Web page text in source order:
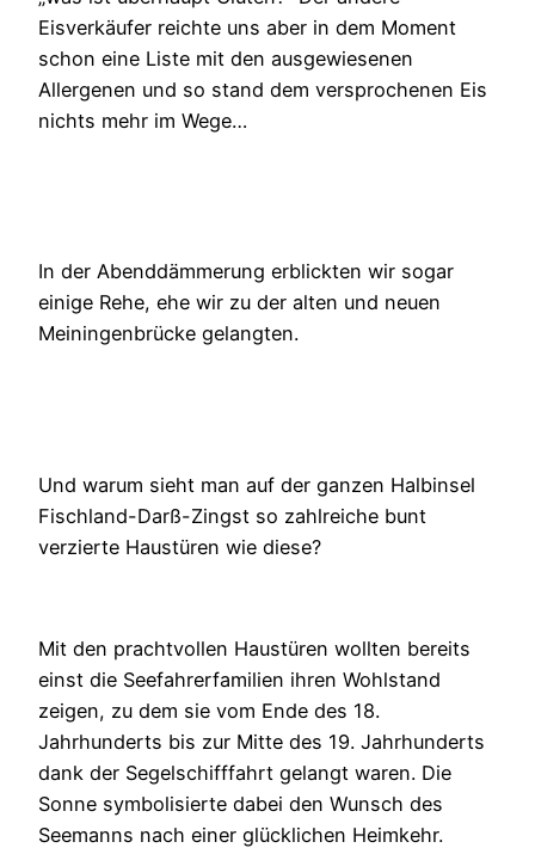
Eisverkäufer reichte uns aber in dem Moment
schon eine Liste mit den ausgewiesenen
Allergenen und so stand dem versprochenen Eis
nichts mehr im Wege…
In der Abenddämmerung erblickten wir sogar
einige Rehe, ehe wir zu der alten und neuen
Meiningenbrücke gelangten.
Und warum sieht man auf der ganzen Halbinsel
Fischland-Darß-Zingst so zahlreiche bunt
verzierte Haustüren wie diese?
Mit den prachtvollen Haustüren wollten bereits
einst die Seefahrerfamilien ihren Wohlstand
zeigen, zu dem sie vom Ende des 18.
Jahrhunderts bis zur Mitte des 19. Jahrhunderts
dank der Segelschifffahrt gelangt waren. Die
Sonne symbolisierte dabei den Wunsch des
Seemanns nach einer glücklichen Heimkehr.